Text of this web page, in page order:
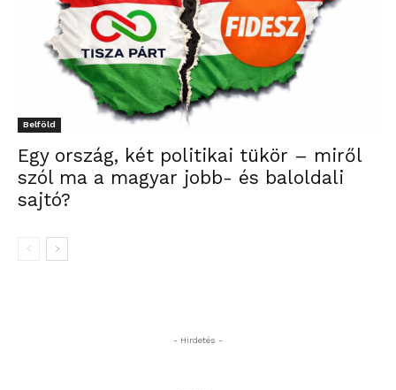
Belföld
Egy ország, két politikai tükör – miről
szól ma a magyar jobb- és baloldali
sajtó?
- Hirdetés -